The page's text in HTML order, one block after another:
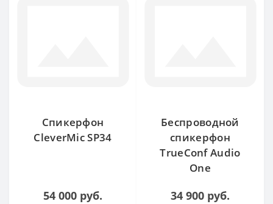
Спикерфон
CleverMic SP34
54 000 руб.
Беспроводной
спикерфон
TrueConf Audio
One
34 900 руб.